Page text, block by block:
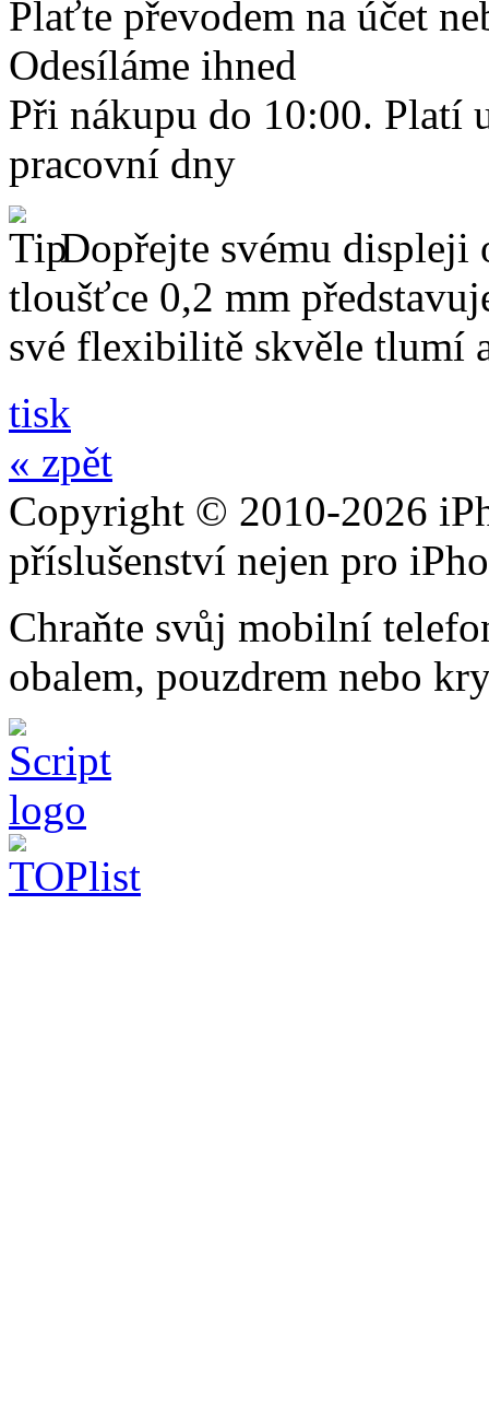
Plaťte převodem na účet
Odesíláme ihned
Při nákupu do 10:00. Platí
pracovní dny
Dopřejte svému displeji
tloušťce 0,2 mm
své flexibilitě skvěle tlumí
tisk
« zpět
Copyright © 2010-2026
příslušenství nejen pro
Chraňte svůj mobilní
obalem, pouzdrem nebo